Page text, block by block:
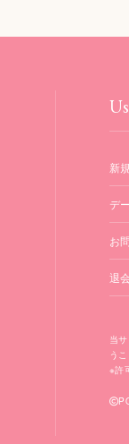
新
デ
お
退
当
う
※許